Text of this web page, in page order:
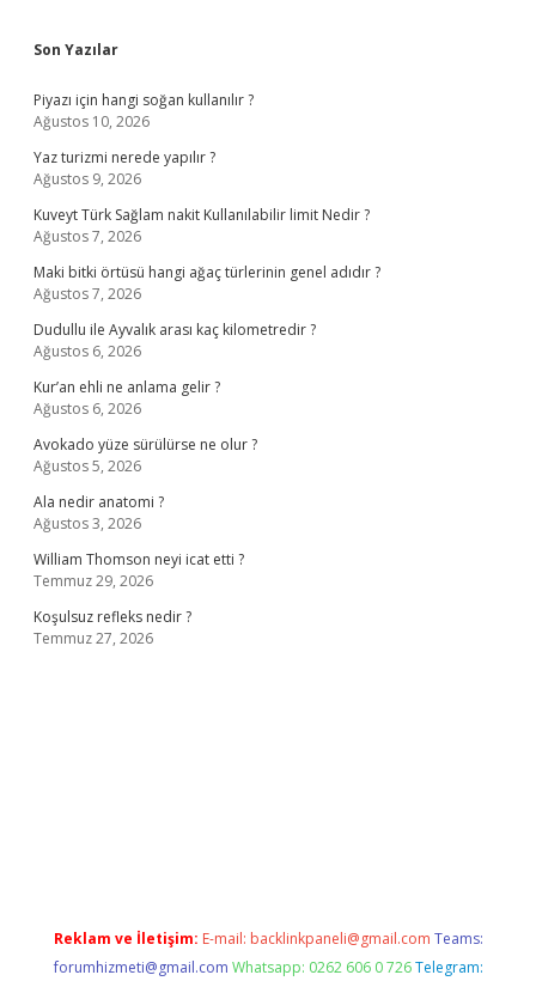
Son Yazılar
Piyazı için hangi soğan kullanılır ?
Ağustos 10, 2026
Yaz turizmi nerede yapılır ?
Ağustos 9, 2026
Kuveyt Türk Sağlam nakit Kullanılabilir limit Nedir ?
Ağustos 7, 2026
Maki bitki örtüsü hangi ağaç türlerinin genel adıdır ?
Ağustos 7, 2026
Dudullu ile Ayvalık arası kaç kilometredir ?
Ağustos 6, 2026
Kur’an ehli ne anlama gelir ?
Ağustos 6, 2026
Avokado yüze sürülürse ne olur ?
Ağustos 5, 2026
Ala nedir anatomi ?
Ağustos 3, 2026
William Thomson neyi icat etti ?
Temmuz 29, 2026
Koşulsuz refleks nedir ?
Temmuz 27, 2026
Reklam ve İletişim: E-mail: backlinkpaneli@gmail.com Teams:
forumhizmeti@gmail.com Whatsapp: 0262 606 0 726 Telegram: